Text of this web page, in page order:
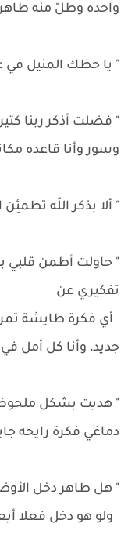
واحده وطلّ منه
" يا حظك المنيل في
" فضلت أذكر ربنا
وسور وأنا قاعده
" ألا بذكر اللّه
" حاولت أطمن قلبي
تفكيري عن
أي فكرة طايشة
جديد، وأنا كل أمل في
" هديت بشكل
دماغي فكرة رايحه
" هل طاهر دخل
ولو هو دخل فعلا